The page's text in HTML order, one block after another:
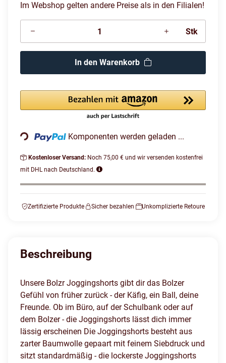
Im Webshop gelten andere Preise als in den Filialen!
Stk
In den Warenkorb
Loading... Komponenten werden geladen ...
Kostenloser Versand: Noch 75,00 € und wir versenden kostenfrei
mit DHL nach Deutschland.
Zertifizierte Produkte Sicher bezahlen Unkomplizierte Retoure
Beschreibung
Unsere Bolzr Joggingshorts gibt dir das Bolzer
Gefühl von früher zurück - der Käfig, ein Ball, deine
Freunde. Ob im Büro, auf der Schulbank oder auf
dem Bolzer - die Joggingshorts lässt dich immer
lässig erscheinen Die Joggingshorts besteht aus
zarter Baumwolle gepaart mit feinem Siebdruck und
sitzt standardmäßig - die lockerste Joggingshorts